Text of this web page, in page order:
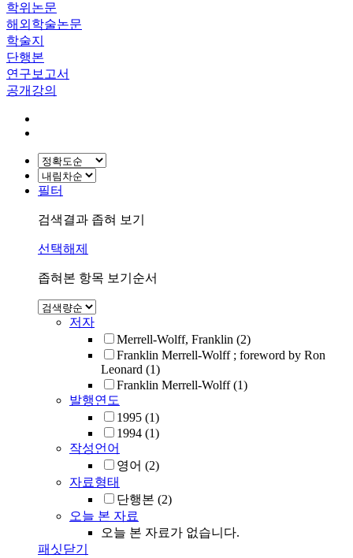
학위논문
해외학술논문
학술지
단행본
연구보고서
공개강의
필터
검색결과 좁혀 보기
선택해제
좁혀본 항목 보기순서
저자
Merrell-Wolff, Franklin (2)
Franklin Merrell-Wolff ; foreword by Ron
Leonard (1)
Franklin Merrell-Wolff (1)
발행연도
1995 (1)
1994 (1)
작성언어
영어 (2)
자료형태
단행본 (2)
오늘 본 자료
오늘 본 자료가 없습니다.
패싯닫기